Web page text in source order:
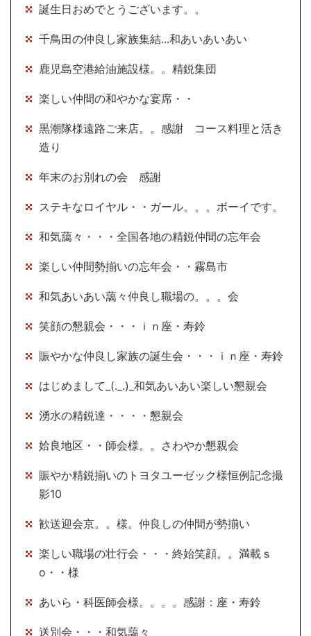
誕生日おめでとうございます。。
千鳥田の仲良し家族集結...和あいあいあい
鹿児島空港給油施設様。。精鋭集団
楽しい仲間の和やかな宴席・・
黒潮隊様遠路ご来店。。感謝 コース料理と活き
造り
年末のお別れの会 感謝
ステキなロイヤル・・ガール。。。ボーイです。
和気藹々・・・全国各地の精鋭仲間の忘年会
楽しい仲間勢揃いの忘年会・・霧島市
和気あいあい藹々仲良し職場の。。。会
笑顔の懇親会・・・ｉｎ座・寿鈴
賑やかな仲良し家族の誕生会・・・ｉｎ座・寿鈴
はじめまして_(._.)_和気あいあい楽しい懇親会
湧水の精鋭達・・・・懇親会
姶良地区・・師会様。。さわやか懇親会
賑やか精鋭揃いのトヨタユーゼック様恒例記念撮
影10
歓送迎会京。。様。仲良しの仲間が勢揃い
楽しい職場の壮行会・・・終始笑顔。。満載ｓ
o・・様
あいら・科医師会様。。。。感謝：座・寿鈴
送別会・・・和気藹々